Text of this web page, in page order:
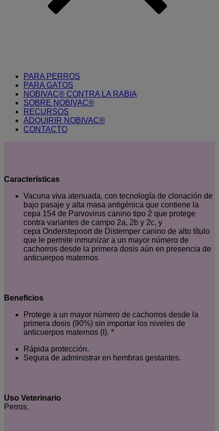
PARA PERROS
PARA GATOS
NOBIVAC® CONTRA LA RABIA
SOBRE NOBIVAC®
RECURSOS
ADQUIRIR NOBIVAC®
CONTACTO
Características
Vacuna viva atenuada, con tecnología de clonación de
bajo pasaje y alta masa antigénica que contiene la
cepa 154 de Parvovirus canino tipo 2 que protege
contra variantes de campo 2a, 2b y 2c, y
cepa Onderstepoort de Distemper canino de alto título
que le permite inmunizar a un mayor número de
cachorros desde la primera dosis aún en presencia de
anticuerpos maternos
Beneficios
Protege a un mayor número de cachorros desde la
primera dosis (90%) sin importar los niveles de
anticuerpos maternos (I). *
Rápida protección.
Segura de administrar en hembras gestantes.
Uso Veterinario
Perros.